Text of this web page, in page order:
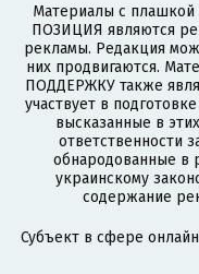
Материалы с
ПОЗИЦИЯ являются
рекламы. Редакция
них продвигаются.
ПОДДЕРЖКУ также
участвует в
высказанные в
ответственности
обнародованные в
украинскому
содержание
Субъект в сфере